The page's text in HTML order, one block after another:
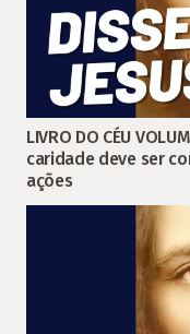
LIVRO DO CÉU
caridade deve ser
ações